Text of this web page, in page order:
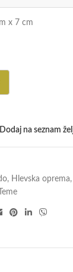
x 7 cm
na seznam
, Hlevska oprema,
Teme